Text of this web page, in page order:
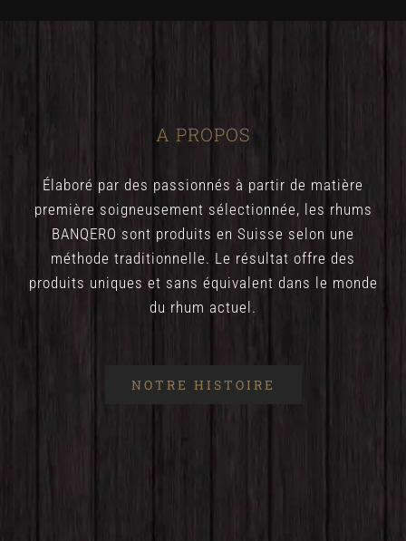
A PROPOS
Élaboré par des passionnés à partir de matière
première soigneusement sélectionnée, les rhums
BANQERO sont produits en Suisse selon une
méthode traditionnelle. Le résultat offre des
produits uniques et sans équivalent dans le monde
du rhum actuel.
NOTRE HISTOIRE